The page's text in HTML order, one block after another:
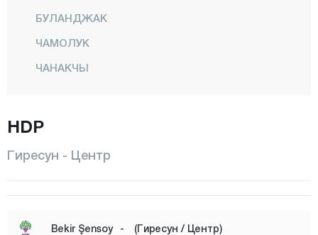
БУЛАНДЖАК
ЧАМОЛУК
ЧАНАКЧЫ
Дуроглу
HDP
Гиресун - Центр
Bekir Şensoy - (Гиресун / Центр)